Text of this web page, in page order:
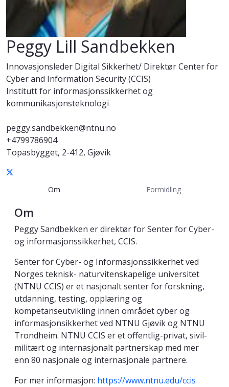
Peggy Lill Sandbekken
Innovasjonsleder Digital Sikkerhet/ Direktør Center for
Cyber and Information Security (CCIS)
Institutt for informasjonssikkerhet og
kommunikasjonsteknologi
peggy.sandbekken@ntnu.no
+4799786904
Topasbygget, 2-412, Gjøvik
Om Formidling
Om
Peggy Sandbekken er direktør for Senter for Cyber-
og informasjonssikkerhet, CCIS.
Senter for Cyber- og Informasjonssikkerhet ved
Norges teknisk- naturvitenskapelige universitet
(NTNU CCIS) er et nasjonalt senter for forskning,
utdanning, testing, opplæring og
kompetanseutvikling innen området cyber og
informasjonsikkerhet ved NTNU Gjøvik og NTNU
Trondheim. NTNU CCIS er et offentlig-privat, sivil-
militært og internasjonalt partnerskap med mer
enn 80 nasjonale og internasjonale partnere.
For mer informasjon: https://www.ntnu.edu/ccis